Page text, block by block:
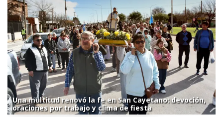
Una multitud renovó la fe en San Cayetano: devoción,
oraciones por trabajo y clima de fiesta